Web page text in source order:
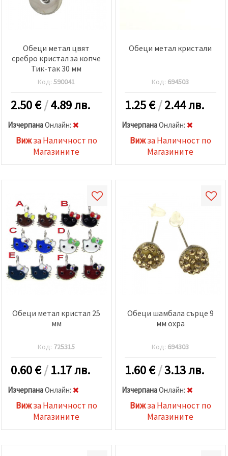
Обеци метал цвят
сребро кристал за копче
Тик-так 30 мм
Код:590041
2.50€/4.89 лв.
ИзчерпанаOнлайн:
Вижза Наличност по
Магазините
Обеци метал кристали
Код: 694503
1.25€/2.44 лв.
ИзчерпанаOнлайн:
Вижза Наличност по
Магазините
Обеци метал кристал 25
мм
Код: 725315
0.60€/1.17 лв.
ИзчерпанаOнлайн:
Вижза Наличност по
Магазините
Обеци шамбала сърце 9
мм охра
Код: 694303
1.60€/3.13 лв.
ИзчерпанаOнлайн:
Вижза Наличност по
Магазините